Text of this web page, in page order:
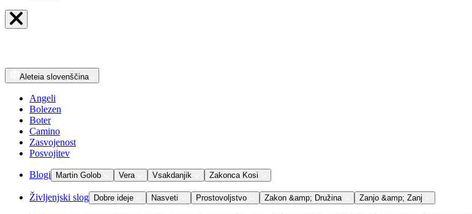
Aleteia slovenščina
Angeli
Bolezen
Boter
Camino
Zasvojenost
Posvojitev
Blogi Martin Golob Vera Vsakdanjik Zakonca Kosi
Življenjski slog Dobre ideje Nasveti Prostovoljstvo Zakon &amp; Družina Zanjo &amp; Zanj